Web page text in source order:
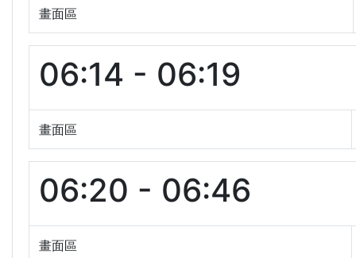
畫面區
06:14 - 06:19
畫面區
06:20 - 06:46
畫面區